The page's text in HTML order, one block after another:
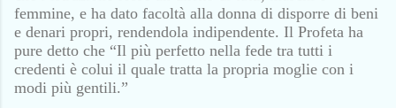
femmine, e ha dato facoltà alla donna di disporre di beni
e denari propri, rendendola indipendente. Il Profeta ha
pure detto che “Il più perfetto nella fede tra tutti i
credenti è colui il quale tratta la propria moglie con i
modi più gentili.”